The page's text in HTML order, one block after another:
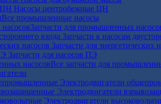
Насосы центробежные ЦН
Все промышленные насосы
Запчасти для промышленных
Запчасти к насосам
Запчасти для энергетических
Запчасти для насосов ПЭ
Все запчасти для
Электродвигатели
Электродвигатели
Электродвигатели